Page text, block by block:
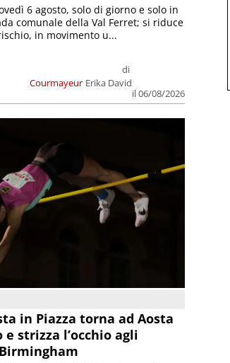
Courmayeur
di
Erika David
il 06/08/2026
6 agosto, solo di giorno e solo in
comunale della Val Ferret; si riduce
in movimento u...
in Piazza torna ad Aosta
e strizza l’occhio agli